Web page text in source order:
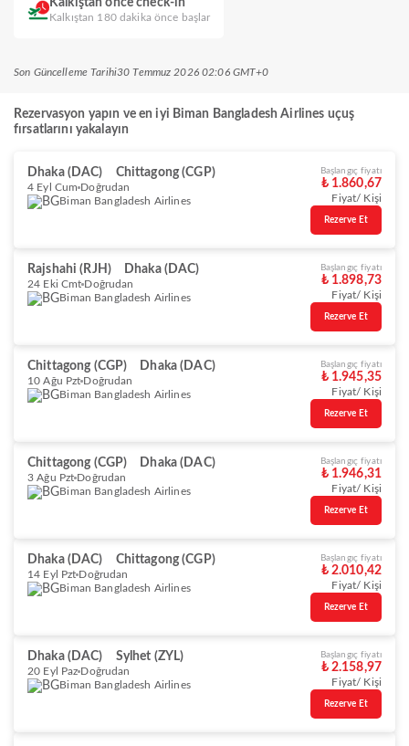
Kalkıştan önce check-in
Kalkıştan 180 dakika önce başlar
Son Güncelleme Tarihi30 Temmuz 2026 02:06 GMT+0
Rezervasyon yapın ve en iyi Biman Bangladesh Airlines uçuş
fırsatlarını yakalayın
Dhaka (DAC) Chittagong (CGP)
4 Eyl Cum Doğrudan
Biman Bangladesh Airlines
Başlangıç fiyatı
₺ 1.860,67
Fiyat/ Kişi
Rezerve Et
Rajshahi (RJH) Dhaka (DAC)
24 Eki Cmt Doğrudan
Biman Bangladesh Airlines
Başlangıç fiyatı
₺ 1.898,73
Fiyat/ Kişi
Rezerve Et
Chittagong (CGP) Dhaka (DAC)
10 Ağu Pzt Doğrudan
Biman Bangladesh Airlines
Başlangıç fiyatı
₺ 1.945,35
Fiyat/ Kişi
Rezerve Et
Chittagong (CGP) Dhaka (DAC)
3 Ağu Pzt Doğrudan
Biman Bangladesh Airlines
Başlangıç fiyatı
₺ 1.946,31
Fiyat/ Kişi
Rezerve Et
Dhaka (DAC) Chittagong (CGP)
14 Eyl Pzt Doğrudan
Biman Bangladesh Airlines
Başlangıç fiyatı
₺ 2.010,42
Fiyat/ Kişi
Rezerve Et
Dhaka (DAC) Sylhet (ZYL)
20 Eyl Paz Doğrudan
Biman Bangladesh Airlines
Başlangıç fiyatı
₺ 2.158,97
Fiyat/ Kişi
Rezerve Et